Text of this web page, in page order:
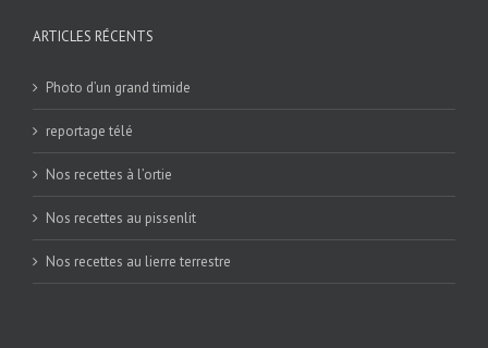
ARTICLES RÉCENTS
Photo d’un grand timide
reportage télé
Nos recettes à l’ortie
Nos recettes au pissenlit
Nos recettes au lierre terrestre